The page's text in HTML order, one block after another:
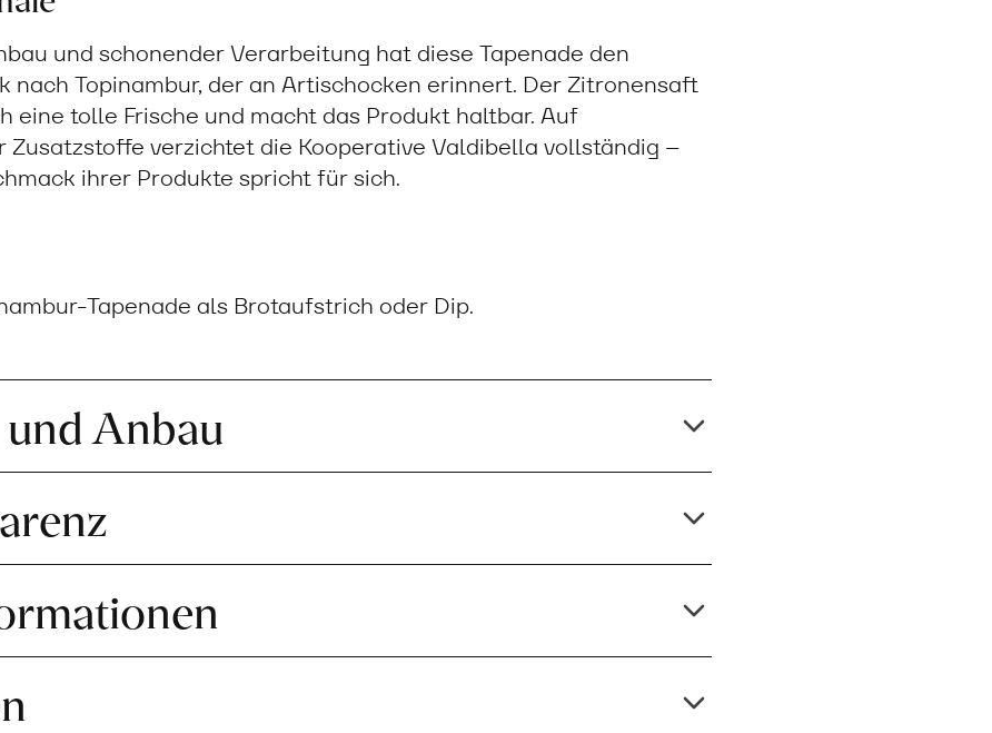
und schonender Verarbeitung hat diese Tapenade den
nach Topinambur, der an Artischocken erinnert. Der Zitronensaft
eine tolle Frische und macht das Produkt haltbar. Auf
Zusatzstoffe verzichtet die Kooperative Valdibella vollständig –
ihrer Produkte spricht für sich.
Tapenade als Brotaufstrich oder Dip.
Anbau